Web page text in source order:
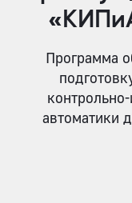
Программа
автоматики